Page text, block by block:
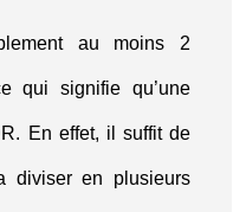
au moins 2
qui signifie qu’une
En effet, il suffit de
diviser en plusieurs